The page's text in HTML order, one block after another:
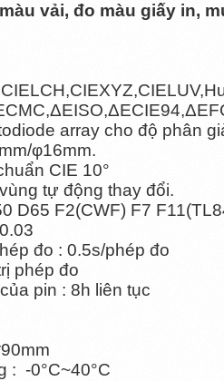
vải, đo màu giấy in,
array cho độ phân
φ16mm.
CIE 10°
tự động thay đổi.
D65 F2(CWF) F7
đo : 0.5s/phép đo
phép đo
pin : 8h liên tục
: -0°C~40°C